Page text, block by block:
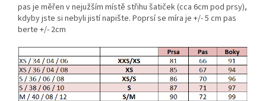
pas je měřen v nejužším místě střihu šatiček (cca 6cm pod prsy),
kdyby jste si nebyli jistí napište. Poprsí se míra je +/- 5 cm pas
berte +/- 2cm